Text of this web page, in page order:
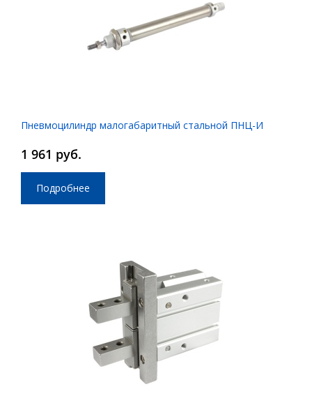
Пневмоцилиндр малогабаритный стальной ПНЦ-И
1 961 руб.
Подробнее